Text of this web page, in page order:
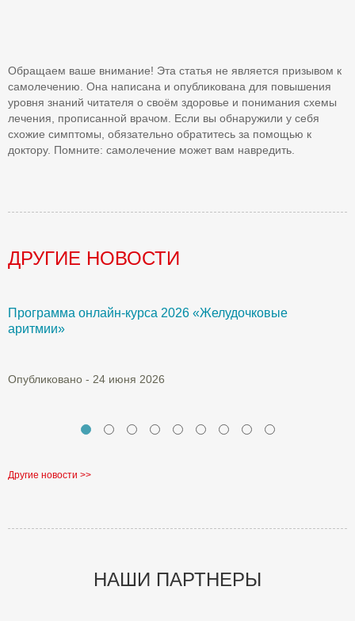
Обращаем ваше внимание! Эта статья не является призывом к
самолечению. Она написана и опубликована для повышения
уровня знаний читателя о своём здоровье и понимания схемы
лечения, прописанной врачом. Если вы обнаружили у себя
схожие симптомы, обязательно обратитесь за помощью к
доктору. Помните: самолечение может вам навредить.
ДРУГИЕ НОВОСТИ
Программа онлайн-курса 2026 «Желудочковые
аритмии»
Опубликовано - 24 июня 2026
Другие новости >>
НАШИ ПАРТНЕРЫ